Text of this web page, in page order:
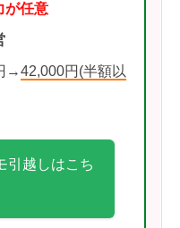
が任意
→42,000円(半額以
引越しはこち